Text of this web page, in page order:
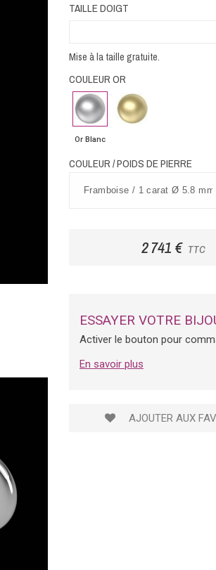
TAILLE DOIGT
Mise à la taille gratuite.
COULEUR OR
Or
Blanc
Or Blanc
Or
Jaune
COULEUR / POIDS DE PIERRE
2 741 € TTC
ESSAYER VOTRE
Activer le bouton pour
En savoir plus
AJOUTER AUX